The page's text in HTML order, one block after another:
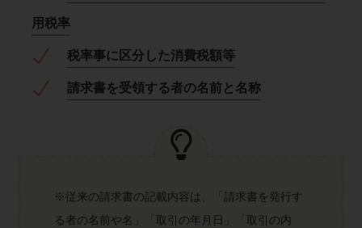
用税率
税率事に区分した消費税額等
請求書を受領する者の名前と名称
※従来の請求書の記載内容は、「請求書を発行す
る者の名前や名」「取引の年月日」「取引の内